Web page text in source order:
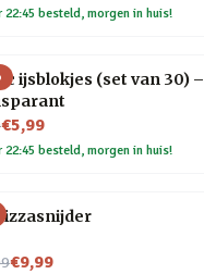
22:45 besteld, morgen in huis!
ijsblokjes (set van 30) –
€5,99
22:45 besteld, morgen in huis!
€9,99